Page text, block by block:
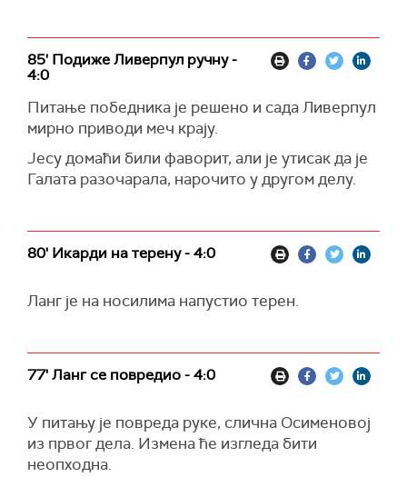
85' Подиже Ливерпул ручну -
4:0
Питање победника је решено и сада Ливерпул
мирно приводи меч крају.
Јесу домаћи били фаворит, али је утисак да је
Галата разочарала, нарочито у другом делу.
80' Икарди на терену - 4:0
Ланг је на носилима напустио терен.
77' Ланг се повредио - 4:0
У питању је повреда руке, слична Осименовој
из првог дела. Измена ће изгледа бити
неопходна.